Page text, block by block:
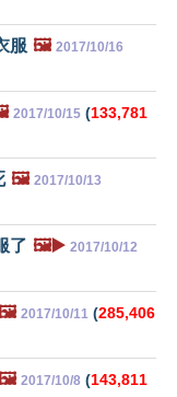
服 🖼️ 2017/10/16
2017/10/15 (133,781
🖼️ 2017/10/13
了 🖼️▶️ 2017/10/12
2017/10/11 (285,406
2017/10/8 (143,811